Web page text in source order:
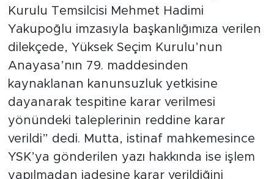
Kurulu Temsilcisi Mehmet Hadimi
Yakupoğlu imzasıyla başkanlığımıza verilen
dilekçede, Yüksek Seçim Kurulu’nun
Anayasa’nın 79. maddesinden
kaynaklanan kanunsuzluk yetkisine
dayanarak tespitine karar verilmesi
yönündeki taleplerinin reddine karar
verildi” dedi. Mutta, istinaf mahkemesince
YSK’ya gönderilen yazı hakkında ise işlem
yapılmadan iadesine karar verildiğini